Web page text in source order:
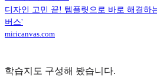
디자인 고민 끝! 템플릿으로 바로 해결하
버스'
miricanvas.com
학습지도 구성해 봤습니다.